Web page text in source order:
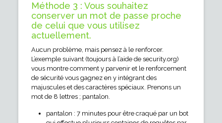
Méthode 3 : Vous souhaitez
conserver un mot de passe proche
de celui que vous utilisez
actuellement.
Aucun problème, mais pensez à le renforcer.
L’exemple suivant (toujours à l’aide de security.org)
vous montre comment y parvenir et le renforcement
de sécurité vous gagnez en y intégrant des
majuscules et des caractères spéciaux. Prenons un
mot de 8 lettres ; pantalon.
pantalon : 7 minutes pour être craqué par un bot